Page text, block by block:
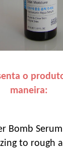
o
maneira:
Bomb
to rough